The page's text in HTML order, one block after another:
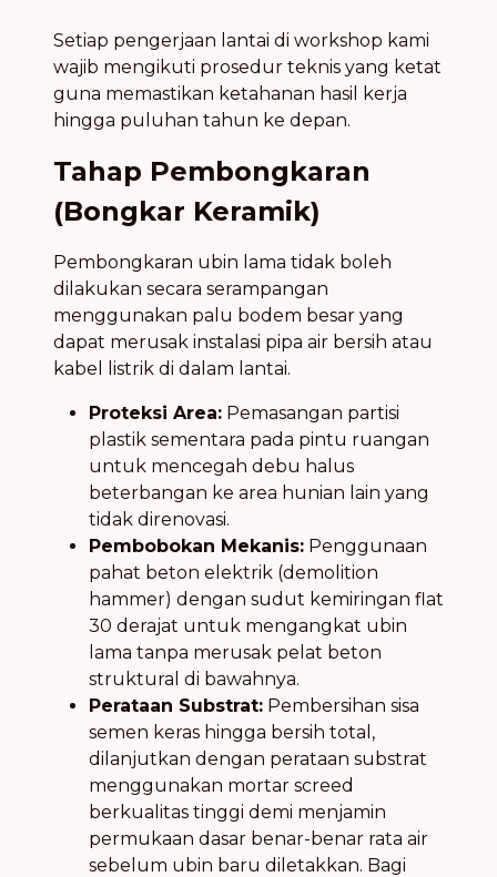
Setiap pengerjaan lantai di workshop kami
wajib mengikuti prosedur teknis yang ketat
guna memastikan ketahanan hasil kerja
hingga puluhan tahun ke depan.
Tahap Pembongkaran
(Bongkar Keramik)
Pembongkaran ubin lama tidak boleh
dilakukan secara serampangan
menggunakan palu bodem besar yang
dapat merusak instalasi pipa air bersih atau
kabel listrik di dalam lantai.
Proteksi Area: Pemasangan partisi
plastik sementara pada pintu ruangan
untuk mencegah debu halus
beterbangan ke area hunian lain yang
tidak direnovasi.
Pembobokan Mekanis: Penggunaan
pahat beton elektrik (demolition
hammer) dengan sudut kemiringan flat
30 derajat untuk mengangkat ubin
lama tanpa merusak pelat beton
struktural di bawahnya.
Perataan Substrat: Pembersihan sisa
semen keras hingga bersih total,
dilanjutkan dengan perataan substrat
menggunakan mortar screed
berkualitas tinggi demi menjamin
permukaan dasar benar-benar rata air
sebelum ubin baru diletakkan. Bagi